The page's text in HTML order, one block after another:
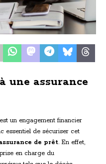
une assurance
est un engagement financier
essentiel de sécuriser cet
de prêt. En effet,
en charge du